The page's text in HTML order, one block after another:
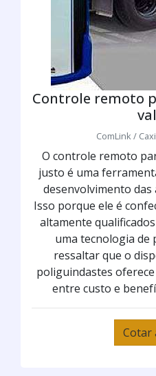
Controle remoto
ComLink /
O controle remoto
justo é uma
desenvolvimento
Isso porque ele é
altamente
uma tecnologia de
ressaltar que o
poliguindastes
entre custo e
Cotar